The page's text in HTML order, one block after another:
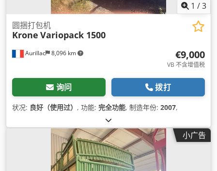
1 /3
Aurillac 8,096 km
圆捆打包机
Krone Variopack 1500
€9,000
VB 不含增值税
询问 拨打
状况: 良好（使用过） , 功能: 完全功能, 制造年份: 2007,
小广告